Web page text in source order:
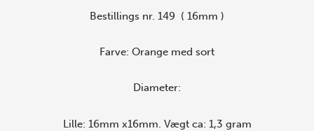
Bestillings nr. 149 ( 16mm )
Farve: Orange med sort
Diameter:
Lille: 16mm x16mm. Vægt ca: 1,3 gram